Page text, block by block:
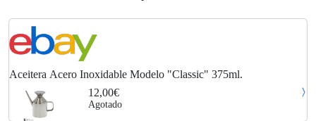
Aceitera Acero Inoxidable Modelo "Classic" 375ml.
12,00€
Agotado